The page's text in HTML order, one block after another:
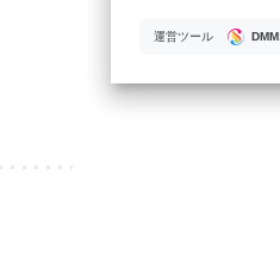
運営ツール